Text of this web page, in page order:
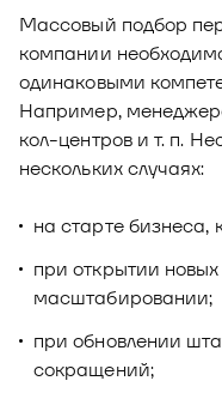
Документы
О решении
Кейсы клиентов
Калькулятор
Новости и
Оазис -
управления рисками
Массовый подбор
компании
одинаковыми
Например,
кол-центров и т. п.
нескольких случаях:
на старте бизнеса,
при открытии
масштабировании;
при обновлении
сокращений;